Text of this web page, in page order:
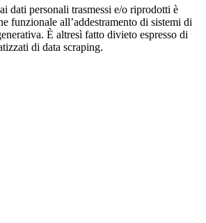
dati personali trasmessi e/o riprodotti è
funzionale all’addestramento di sistemi di
È altresì fatto divieto espresso di
di data scraping.